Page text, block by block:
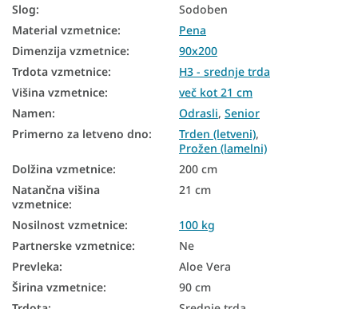
Slog:
Sodoben
Material vzmetnice:
Pena
Dimenzija vzmetnice:
90x200
Trdota vzmetnice:
H3 - srednje trda
Višina vzmetnice:
več kot 21 cm
Namen: Odrasli, Senior
Primerno za letveno dno: Trden (letveni),
Prožen (lamelni)
Dolžina vzmetnice:
200 cm
Natančna višina
vzmetnice:
21 cm
Nosilnost vzmetnice:
100 kg
Partnerske vzmetnice:
Ne
Prevleka:
Aloe Vera
Širina vzmetnice:
90 cm